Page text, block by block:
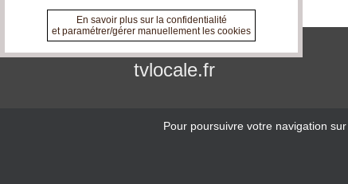
tvlocale.fr
Pour poursuivre votre navigation sur
En savoir plus sur la confidentialité
et paramétrer/gérer manuellement les cookies